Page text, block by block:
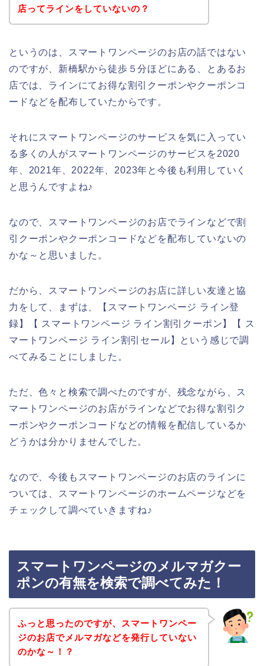
店ってラインをしていないの？
というのは、スマートワンページのお店の話ではない
のですが、新橋駅から徒歩５分ほどにある、とあるお
店では、ラインにてお得な割引クーポンやクーポンコ
ードなどを配布していたからです。
それにスマートワンページのサービスを気に入ってい
る多くの人がスマートワンページのサービスを2020
年、2021年、2022年、2023年と今後も利用していく
と思うんですよね♪
なので、スマートワンページのお店でラインなどで割
引クーポンやクーポンコードなどを配布していないの
かな～と思いました。
だから、スマートワンページのお店に詳しい友達と協
力をして、まずは、【スマートワンページ ライン登
録】【 スマートワンページ ライン割引クーポン】【 ス
マートワンページ ライン割引セール】という感じで調
べてみることにしました。
ただ、色々と検索で調べたのですが、残念ながら、ス
マートワンページのお店がラインなどでお得な割引ク
ーポンやクーポンコードなどの情報を配信しているか
どうかは分かりませんでした。
なので、今後もスマートワンページのお店のラインに
ついては、スマートワンページのホームページなどを
チェックして調べていきますね♪
スマートワンページのメルマガクー
ポンの有無を検索で調べてみた！
ふっと思ったのですが、スマートワンペー
ジのお店でメルマガなどを発行していない
のかな～！？